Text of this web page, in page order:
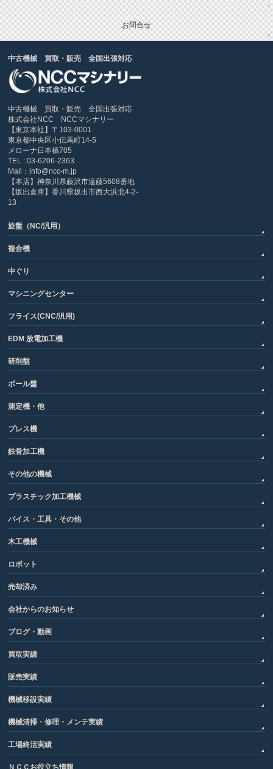
お問合せ
中古機械 買取・販売 全国出張対応
中古機械 買取・販売 全国出張対応
株式会社NCC NCCマシナリー
【東京本社】〒103-0001
東京都中央区小伝馬町14-5
メローナ日本橋705
TEL : 03-6206-2363
Mail：info@ncc-m.jp
【本店】神奈川県藤沢市遠藤5608番地
【坂出倉庫】香川県坂出市西大浜北4-2-
13
旋盤（NC/汎用）
複合機
中ぐり
マシニングセンター
フライス(CNC/汎用)
EDM 放電加工機
研削盤
ボール盤
測定機・他
プレス機
鉄骨加工機
その他の機械
プラスチック加工機械
バイス・工具・その他
木工機械
ロボット
売却済み
会社からのお知らせ
ブログ・動画
買取実績
販売実績
機械移設実績
機械清掃・修理・メンテ実績
工場終活実績
ＮＣＣお役立ち情報